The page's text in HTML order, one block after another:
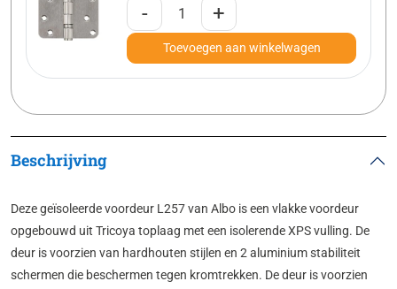
- +
Toevoegen aan winkelwagen
Beschrijving
Deze geïsoleerde voordeur L257 van Albo is een vlakke voordeur
opgebouwd uit Tricoya toplaag met een isolerende XPS vulling. De
deur is voorzien van hardhouten stijlen en 2 aluminium stabiliteit
schermen die beschermen tegen kromtrekken. De deur is voorzien